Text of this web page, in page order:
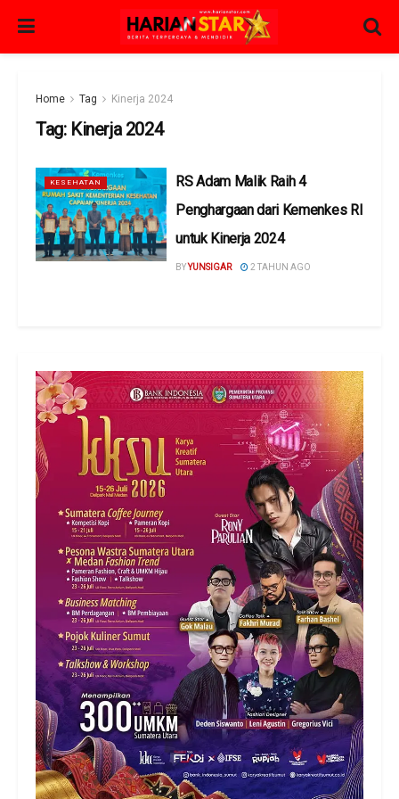
Home Tag Kinerja 2024
Tag: Kinerja 2024
KESEHATAN
RS Adam Malik Raih 4
Penghargaan dari Kemenkes RI
untuk Kinerja 2024
BYYUNSIGAR 2 TAHUN AGO